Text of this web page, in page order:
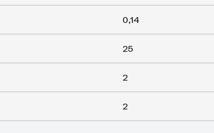
0,14
25
2
2